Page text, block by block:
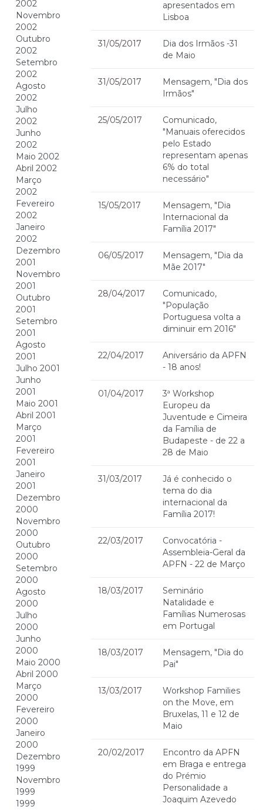
2002
Novembro
2002
Outubro
2002
Setembro
2002
Agosto
2002
Julho
2002
Junho
2002
Maio 2002
Abril 2002
Março
2002
Fevereiro
2002
Janeiro
2002
Dezembro
2001
Novembro
2001
Outubro
2001
Setembro
2001
Agosto
2001
Julho 2001
Junho
2001
Maio 2001
Abril 2001
Março
2001
Fevereiro
2001
Janeiro
2001
Dezembro
2000
Novembro
2000
Outubro
2000
Setembro
2000
Agosto
2000
Julho
2000
Junho
2000
Maio 2000
Abril 2000
Março
2000
Fevereiro
2000
Janeiro
2000
Dezembro
1999
Novembro
1999
1999
apresentados em
Lisboa
31/05/2017
Dia dos Irmãos -31
de Maio
31/05/2017
Mensagem, "Dia dos
Irmãos"
25/05/2017
Comunicado,
"Manuais oferecidos
pelo Estado
representam apenas
6% do total
necessário"
15/05/2017
Mensagem, "Dia
Internacional da
Família 2017"
06/05/2017
Mensagem, "Dia da
Mãe 2017"
28/04/2017
Comunicado,
"População
Portuguesa volta a
diminuir em 2016"
22/04/2017
Aniversário da APFN
- 18 anos!
01/04/2017
3ª Workshop
Europeu da
Juventude e Cimeira
da Família de
Budapeste - de 22 a
28 de Maio
31/03/2017
Já é conhecido o
tema do dia
internacional da
Família 2017!
22/03/2017
Convocatória -
Assembleia-Geral da
APFN - 22 de Março
18/03/2017
Seminário
Natalidade e
Famílias Numerosas
em Portugal
18/03/2017
Mensagem, "Dia do
Pai"
13/03/2017
Workshop Families
on the Move, em
Bruxelas, 11 e 12 de
Maio
20/02/2017
Encontro da APFN
em Braga e entrega
do Prémio
Personalidade a
Joaquim Azevedo